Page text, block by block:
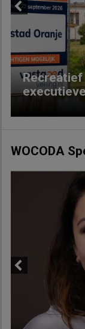
WOCODA